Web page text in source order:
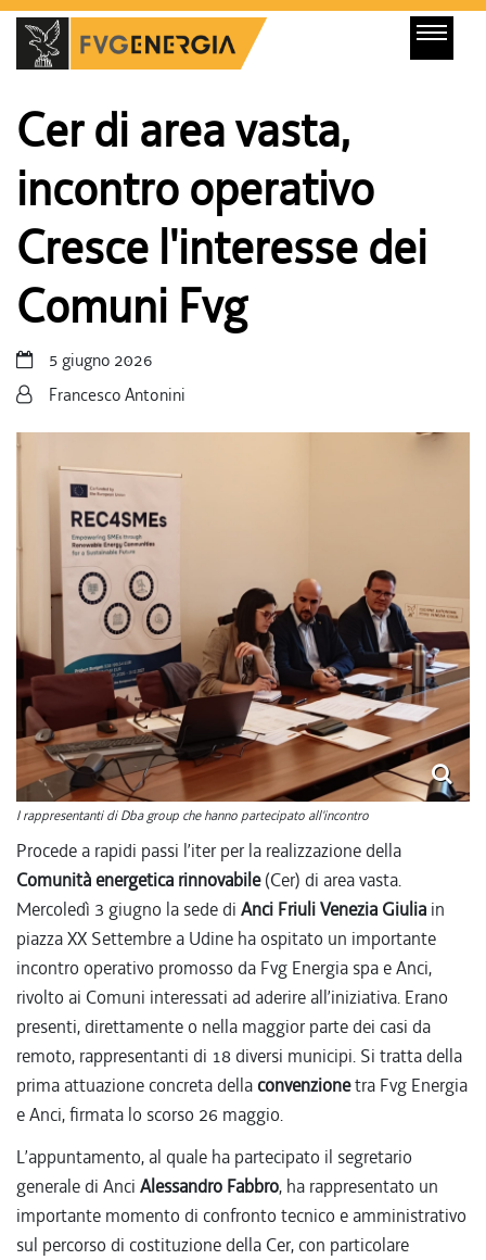
Cer di area vasta,
incontro operativo
Cresce l'interesse dei
Comuni Fvg
5 giugno 2026
Francesco Antonini
I rappresentanti di Dba group che hanno partecipato all'incontro
Procede a rapidi passi l’iter per la realizzazione della
Comunità energetica rinnovabile(Cer) di area vasta.
Mercoledì 3 giugno la sede di Anci Friuli Venezia Giulia in
piazza XX Settembre a Udine ha ospitato un importante
incontro operativo promosso da Fvg Energia spa e Anci,
rivolto ai Comuni interessati ad aderire all’iniziativa. Erano
presenti, direttamente o nella maggior parte dei casi da
remoto, rappresentanti di 18 diversi municipi. Si tratta della
prima attuazione concreta della convenzionetra Fvg Energia
e Anci, firmata lo scorso 26 maggio.
L’appuntamento, al quale ha partecipato il segretario
generale di Anci Alessandro Fabbro, ha rappresentato un
importante momento di confronto tecnico e amministrativo
sul percorso di costituzione della Cer, con particolare